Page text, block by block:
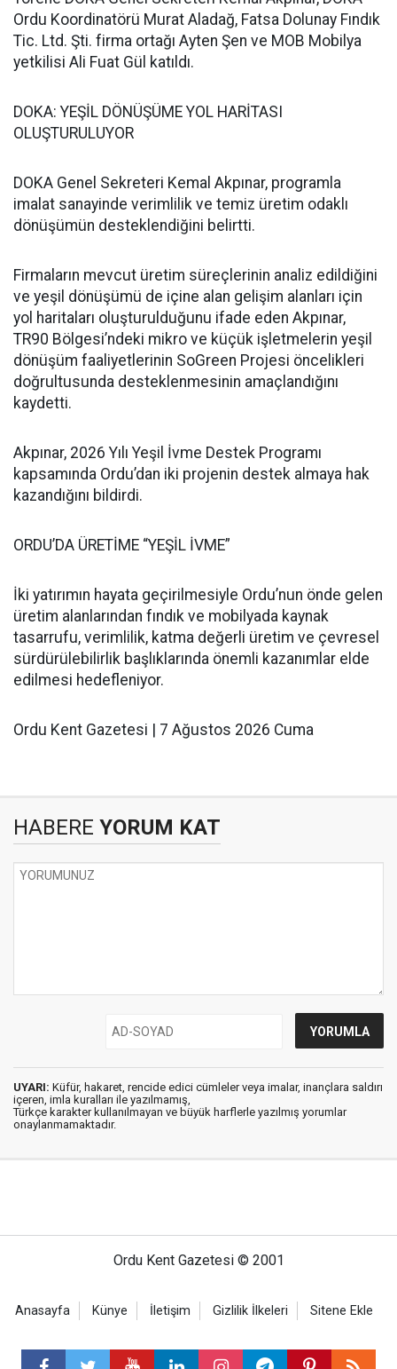
Ordu Koordinatörü Murat Aladağ, Fatsa Dolunay Fındık
Tic. Ltd. Şti. firma ortağı Ayten Şen ve MOB Mobilya
yetkilisi Ali Fuat Gül katıldı.
DOKA: YEŞİL DÖNÜŞÜME YOL HARİTASI
OLUŞTURULUYOR
DOKA Genel Sekreteri Kemal Akpınar, programla
imalat sanayinde verimlilik ve temiz üretim odaklı
dönüşümün desteklendiğini belirtti.
Firmaların mevcut üretim süreçlerinin analiz edildiğini
ve yeşil dönüşümü de içine alan gelişim alanları için
yol haritaları oluşturulduğunu ifade eden Akpınar,
TR90 Bölgesi’ndeki mikro ve küçük işletmelerin yeşil
dönüşüm faaliyetlerinin SoGreen Projesi öncelikleri
doğrultusunda desteklenmesinin amaçlandığını
kaydetti.
Akpınar, 2026 Yılı Yeşil İvme Destek Programı
kapsamında Ordu’dan iki projenin destek almaya hak
kazandığını bildirdi.
ORDU’DA ÜRETİME “YEŞİL İVME”
İki yatırımın hayata geçirilmesiyle Ordu’nun önde gelen
üretim alanlarından fındık ve mobilyada kaynak
tasarrufu, verimlilik, katma değerli üretim ve çevresel
sürdürülebilirlik başlıklarında önemli kazanımlar elde
edilmesi hedefleniyor.
Ordu Kent Gazetesi | 7 Ağustos 2026 Cuma
HABERE YORUM KAT
UYARI: Küfür, hakaret, rencide edici cümleler veya imalar, inançlara saldırı
içeren, imla kuralları ile yazılmamış,
Türkçe karakter kullanılmayan ve büyük harflerle yazılmış yorumlar
onaylanmamaktadır.
Ordu Kent Gazetesi © 2001
Anasayfa Künye İletişim Gizlilik İlkeleri Sitene Ekle